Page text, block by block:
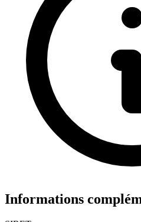
Informations